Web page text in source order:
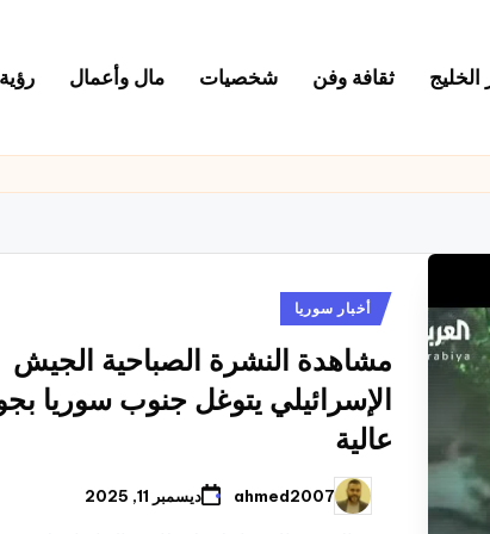
الخليج ثقافة وفن شخصيات مال وأعمال رؤية
نُشرأخبار سوريا
مشاهدة النشرة الصباحية الجيش
الإسرائيلي يتوغل جنوب سوريا
عالية
تمّ
النشر
ahmed2007 ديسمبر 11, 2025